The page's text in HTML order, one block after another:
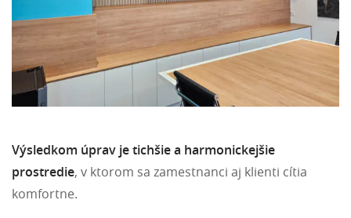
Výsledkom úprav je tichšie a harmonickejšie
prostredie, v ktorom sa zamestnanci aj klienti cítia
komfortne.